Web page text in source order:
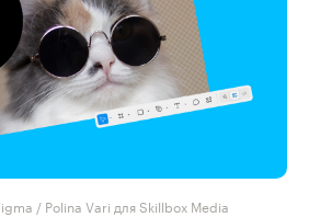
/ Polina Vari для Skillbox Media